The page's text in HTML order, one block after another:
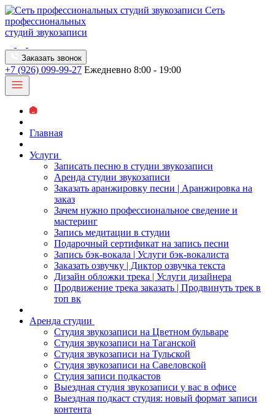
Сеть
профессиональных
студий звукозаписи
Заказать звонок
+7 (926) 099-99-27 Ежедневно 8:00 - 19:00
Главная
Услуги
Записать песню в студии звукозаписи
Аренда студии звукозаписи
Заказать аранжировку песни | Аранжировка на
заказ
Зачем нужно профессиональное сведение и
мастеринг
Запись медитации в студии
Подарочный сертификат на запись песни
Запись бэк-вокала | Услуги бэк-вокалиста
Заказать озвучку | Диктор озвучка текста
Дизайн обложки трека | Услуги дизайнера
Продвижение трека заказать | Продвинуть трек в
топ вк
Аренда студии
Студия звукозаписи на Цветном бульваре
Студия звукозаписи на Таганской
Студия звукозаписи на Тульской
Студия звукозаписи на Савеловской
Студия записи подкастов
Выездная студия звукозаписи у вас в офисе
Выездная подкаст студия: новый формат записи
контента